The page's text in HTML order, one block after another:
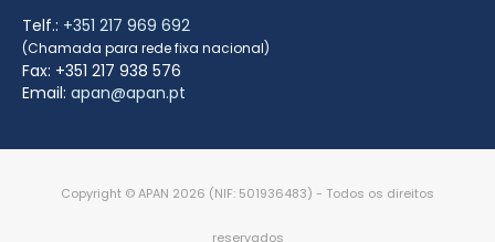
Telf.: +351 217 969 692
(Chamada para rede fixa nacional)
Fax: +351 217 938 576
Email: apan@apan.pt
Copyright © APAN 2026 (NIF: 501936483) - Todos os direitos
reservados